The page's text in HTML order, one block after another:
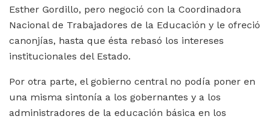
Esther Gordillo, pero negoció con la Coordinadora
Nacional de Trabajadores de la Educación y le ofreció
canonjías, hasta que ésta rebasó los intereses
institucionales del Estado.
Por otra parte, el gobierno central no podía poner en
una misma sintonía a los gobernantes y a los
administradores de la educación básica en los